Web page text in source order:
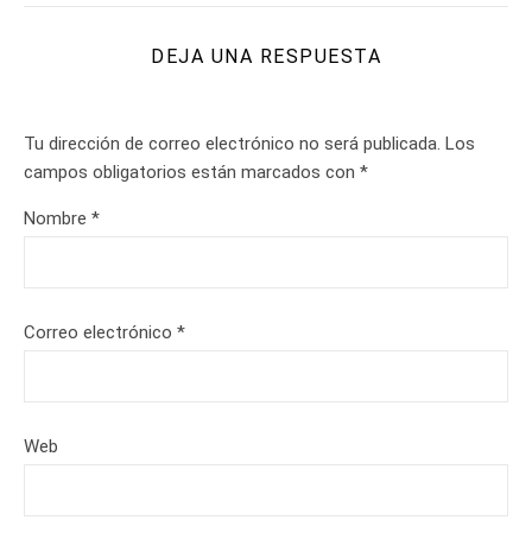
DEJA UNA RESPUESTA
Tu dirección de correo electrónico no será publicada. Los
campos obligatorios están marcados con *
Nombre *
Correo electrónico *
Web